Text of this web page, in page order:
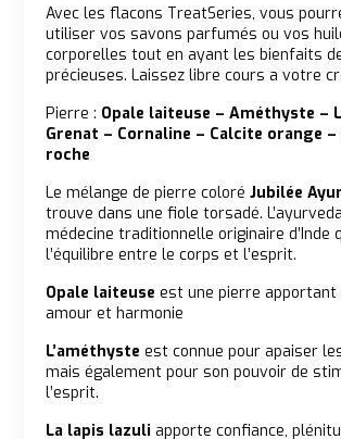
Description
Avec les flacons TreatSeries, vous
utiliser vos savons parfumés ou vos
corporelles tout en ayant les bienfaits
précieuses. Laissez libre cours a votre
Pierre : Opale laiteuse – Améthyste –
Grenat – Cornaline – Calcite orange
roche
Le mélange de pierre coloré Jubilée
trouve dans une fiole torsadé.
médecine traditionnelle originaire d’Inde
l’équilibre entre le corps et l’esprit.
Opale laiteuse est une pierre apportant
amour et harmonie
L’améthyste est connue pour apaiser
mais également pour son pouvoir de
l’esprit.
La lapis lazuli apporte confiance,